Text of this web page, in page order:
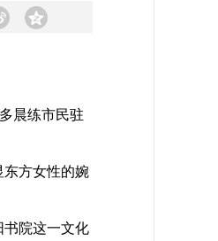
晨练市民驻
方女性的婉
院这一文化